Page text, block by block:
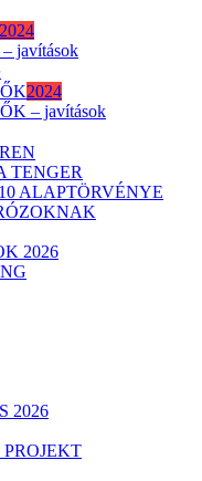
2024
javítások
2024
– javítások
TENGER
ALAPTÖRVÉNYE
2026
2026